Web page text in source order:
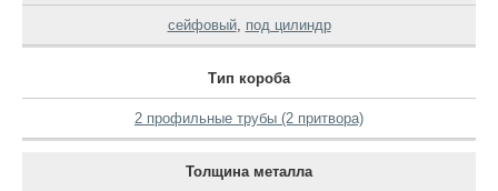
сейфовый, под цилиндр
Тип короба
2 профильные трубы (2 притвора)
Толщина металла